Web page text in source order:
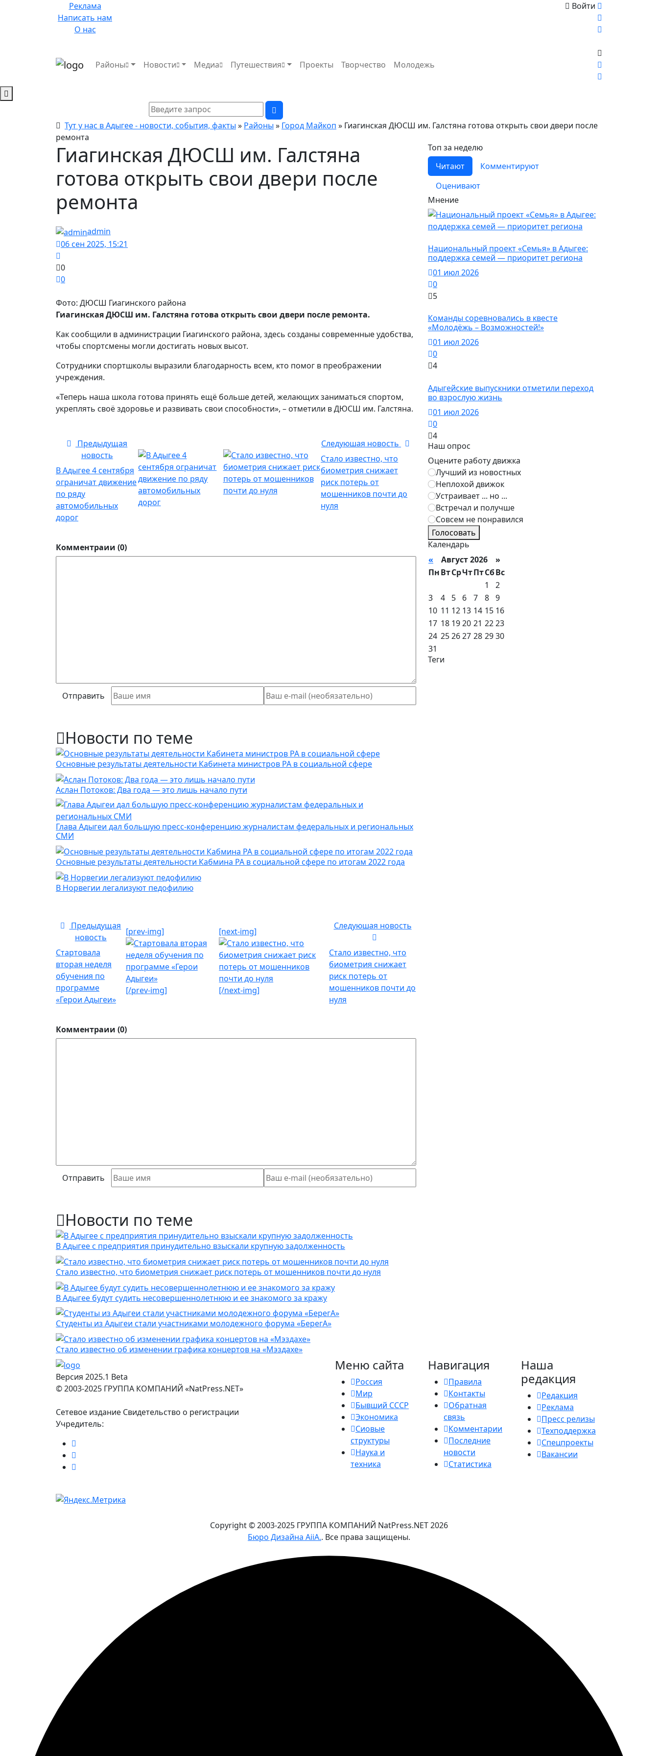
Реклама
Написать нам
О нас
Войти
Районы Новости Медиа Путешествия Проекты Творчество Молодежь
Тут у нас в Адыгее - новости, события, факты » Районы » Город Майкоп » Гиагинская ДЮСШ им. Галстяна готова открыть свои двери после
ремонта
Гиагинская ДЮСШ им. Галстяна
готова открыть свои двери после
ремонта
admin
06 сен 2025, 15:21
0
0
Фото: ДЮСШ Гиагинского района
Гиагинская ДЮСШ им. Галстяна готова открыть свои двери после ремонта.
Как сообщили в администрации Гиагинского района, здесь созданы современные удобства,
чтобы спортсмены могли достигать новых высот.
Сотрудники спортшколы выразили благодарность всем, кто помог в преображении
учреждения.
«Теперь наша школа готова принять ещё больше детей, желающих заниматься спортом,
укреплять своё здоровье и развивать свои способности», – отметили в ДЮСШ им. Галстяна.
Предыдущая
новость
В Адыгее 4 сентября
ограничат движение
по ряду
автомобильных
дорог
Следуюшая новость
Стало известно, что
биометрия снижает
риск потерь от
мошенников почти до
нуля
Комментраии (0)
Отправить
Новости по теме
Основные результаты деятельности Кабинета министров РА в социальной сфере
Аслан Потоков: Два года — это лишь начало пути
Глава Адыгеи дал большую пресс-конференцию журналистам федеральных и региональных
СМИ
Основные результаты деятельности Кабмина РА в социальной сфере по итогам 2022 года
В Норвегии легализуют педофилию
Предыдущая
новость
Стартовала
вторая неделя
обучения по
программе
«Герои Адыгеи»
[prev-img]
[/prev-img]
[next-img]
[/next-img]
Следуюшая новость
Стало известно, что
биометрия снижает
риск потерь от
мошенников почти до
нуля
Комментраии (0)
Отправить
Новости по теме
В Адыгее с предприятия принудительно взыскали крупную задолженность
Стало известно, что биометрия снижает риск потерь от мошенников почти до нуля
В Адыгее будут судить несовершеннолетнюю и ее знакомого за кражу
Студенты из Адыгеи стали участниками молодежного форума «БерегА»
Стало известно об изменении графика концертов на «Мэздахе»
Топ за неделю
Читают
Комментируют
Оценивают
Мнение
Национальный проект «Семья» в Адыгее:
поддержка семей — приоритет региона
01 июл 2026
0
5
Команды соревновались в квесте
«Молодёжь – Возможностей!»
01 июл 2026
0
4
Адыгейские выпускники отметили переход
во взрослую жизнь
01 июл 2026
0
4
Наш опрос
Оцените работу движка
Лучший из новостных
Неплохой движок
Устраивает ... но ...
Встречал и получше
Совсем не понравился
Голосовать
Календарь
« Август 2026 »
ПнВтСрЧтПтСбВс
1
2
3
4 5 6 7 8 9
10 11 12 13 14 15 16
17 18 1920 21 2223
24 252627 28 2930
31
Теги
Версия 2025.1 Beta
© 2003-2025 ГРУППА КОМПАНИЙ «NatPress.NET»
Сетевое издание Свидетельство о регистрации
Учредитель:
Меню сайта
Россия
Мир
Бывший СССР
Экономика
Сиовые
структуры
Наука и
техника
Навигация
Правила
Контакты
Обратная
связь
Комментарии
Последние
новости
Статистика
Наша
редакция
Редакция
Реклама
Пресс релизы
Техподдержка
Спецпроекты
Вакансии
Copyright © 2003-2025 ГРУППА КОМПАНИЙ NatPress.NET2026
Бюро Дизайна AiiA.. Все права защищены.